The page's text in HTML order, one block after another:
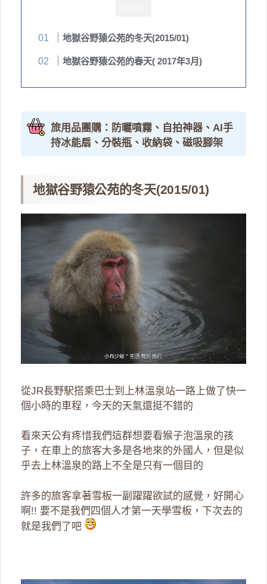
地獄谷野猿公苑的冬天(2015/01)
地獄谷野猿公苑的春天( 2017年3月)
旅用品團購：防曬噴霧、自拍神器、AI手
持冰能扇、分裝瓶、收納袋、磁吸腳架
地獄谷野猿公苑的冬天(2015/01)
從JR長野駅搭乘巴士到上林溫泉站一路上做了快一
個小時的車程，今天的天氣還挺不錯的
看來天公有疼惜我們這群想要看猴子泡溫泉的孩
子，在車上的旅客大多是各地來的外國人，但是似
乎去上林溫泉的路上不全是只有一個目的
許多的旅客拿著雪板一副躍躍欲試的感覺，好開心
啊!! 要不是我們四個人才第一天學雪板，下次去的
就是我們了吧